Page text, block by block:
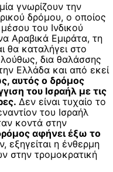
γνωρίζουν την
δρόμου, ο οποίος
του Ινδικού
Αραβικά Εμιράτα, τη
θα καταλήγει στο
δια θαλάσσης
Ελλάδα και από εκεί
αυτός ο δρόμος
του Ισραήλ με τις
Δεν είναι τυχαίο το
του Ισραήλ
κοντά στην
αφήνει έξω το
εξηγείται η ένθερμη
στην τρομοκρατική